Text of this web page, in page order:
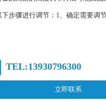
步骤进行调节：1、确定需要调
TEL:13930796300
立即联系